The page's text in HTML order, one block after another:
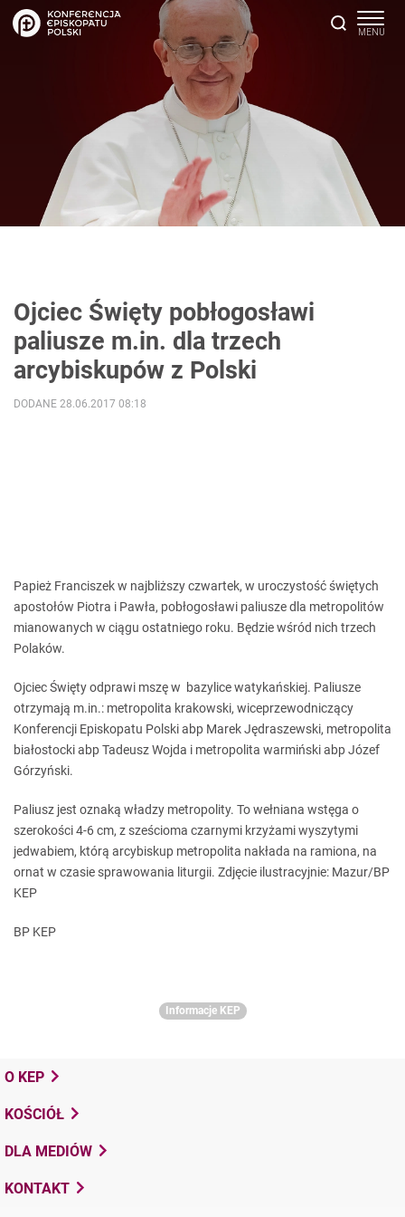
Ojciec Święty pobłogosławi
paliusze m.in. dla trzech
arcybiskupów z Polski
DODANE 28.06.2017 08:18
Papież Franciszek w najbliższy czwartek, w uroczystość świętych
apostołów Piotra i Pawła, pobłogosławi paliusze dla metropolitów
mianowanych w ciągu ostatniego roku. Będzie wśród nich trzech
Polaków.
Ojciec Święty odprawi mszę w bazylice watykańskiej. Paliusze
otrzymają m.in.: metropolita krakowski, wiceprzewodniczący
Konferencji Episkopatu Polski abp Marek Jędraszewski, metropolita
białostocki abp Tadeusz Wojda i metropolita warmiński abp Józef
Górzyński.
Paliusz jest oznaką władzy metropolity. To wełniana wstęga o
szerokości 4-6 cm, z sześcioma czarnymi krzyżami wyszytymi
jedwabiem, którą arcybiskup metropolita nakłada na ramiona, na
ornat w czasie sprawowania liturgii. Zdjęcie ilustracyjnie: Mazur/BP
KEP
BP KEP
Informacje KEP
O KEP
KOŚCIÓŁ
DLA MEDIÓW
KONTAKT